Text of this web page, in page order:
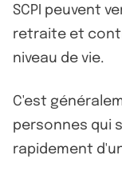
SCPI peuvent
retraite et
niveau de vie.
C'est
personnes qui
rapidement